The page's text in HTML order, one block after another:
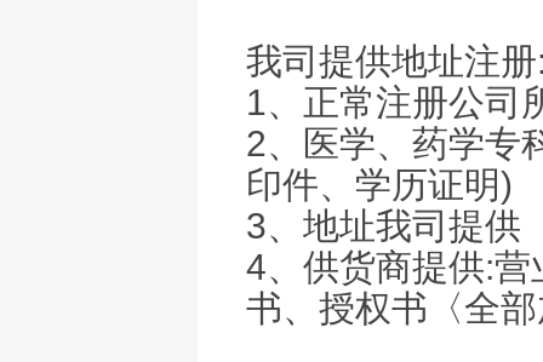
我司提供地址注
1、正常注册公司
2、医学、药学专
印件、学历证明)
3、地址我司提供
4、供货商提供:
书、授权书〈全